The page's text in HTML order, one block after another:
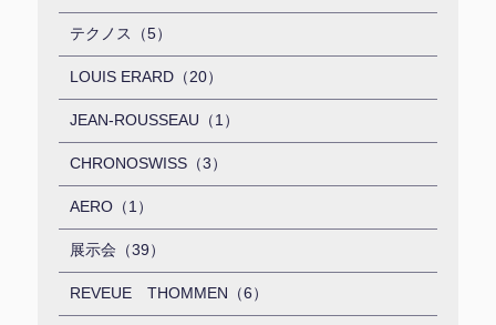
テクノス（5）
LOUIS ERARD（20）
JEAN-ROUSSEAU（1）
CHRONOSWISS（3）
AERO（1）
展示会（39）
REVEUE THOMMEN（6）